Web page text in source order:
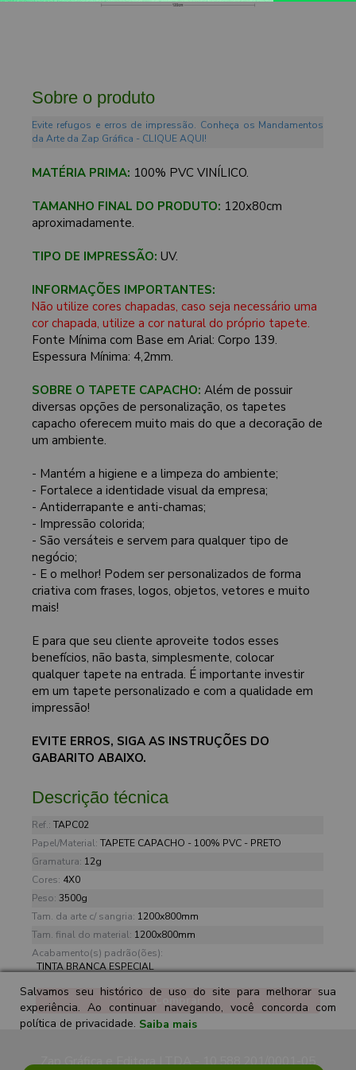
Sobre o produto
Evite refugos e erros de impressão. Conheça os Mandamentos
da Arte da Zap Gráfica - CLIQUE AQUI!
MATÉRIA PRIMA: 100% PVC VINÍLICO.
TAMANHO FINAL DO PRODUTO: 120x80cm
aproximadamente.
TIPO DE IMPRESSÃO: UV.
INFORMAÇÕES IMPORTANTES:
Não utilize cores chapadas, caso seja necessário uma
cor chapada, utilize a cor natural do próprio tapete.
Fonte Mínima com Base em Arial: Corpo 139.
Espessura Mínima: 4,2mm.
SOBRE O TAPETE CAPACHO: Além de possuir
diversas opções de personalização, os tapetes
capacho oferecem muito mais do que a decoração de
um ambiente.
- Mantém a higiene e a limpeza do ambiente;
- Fortalece a identidade visual da empresa;
- Antiderrapante e anti-chamas;
- Impressão colorida;
- São versáteis e servem para qualquer tipo de
negócio;
- E o melhor! Podem ser personalizados de forma
criativa com frases, logos, objetos, vetores e muito
mais!
E para que seu cliente aproveite todos esses
benefícios, não basta, simplesmente, colocar
qualquer tapete na entrada. É importante investir
em um tapete personalizado e com a qualidade em
impressão!
EVITE ERROS, SIGA AS INSTRUÇÕES DO
GABARITO ABAIXO.
Descrição técnica
Ref.: TAPC02
Papel/Material: TAPETE CAPACHO - 100% PVC - PRETO
Gramatura: 12g
Cores: 4X0
Peso: 3500g
Tam. da arte c/ sangria: 1200x800mm
Tam. final do material: 1200x800mm
Acabamento(s) padrão(ões):
TINTA BRANCA ESPECIAL
Comprar
Zap Gráfica e Editora LTDA - 10.588.201/0001-05
Salvamos seu histórico de uso do site para melhorar sua
experiência. Ao continuar navegando, você concorda com
política de privacidade. Saiba mais